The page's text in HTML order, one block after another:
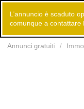
Annunci gratuiti
L’annuncio è scaduto
comunque a contattare